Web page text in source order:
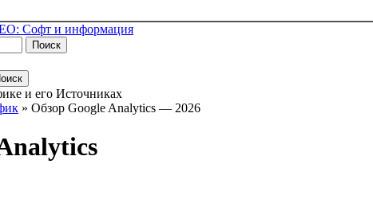
Софт и информация
Поиск
и его Источниках
» Обзор Google Analytics — 2026